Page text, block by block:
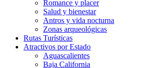
Romance y placer
Salud y bienestar
Antros y vida nocturna
Zonas arqueológicas
Rutas Turísticas
Atractivos por Estado
Aguascalientes
Baja California